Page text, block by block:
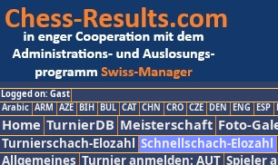
Logged on: Gast
Arabic ARM AZE BIH BUL CAT CHN CRO CZE DEN ENG ESP
Home TurnierDB Meisterschaft Foto-
Turnierschach-Elozahl Schnellschach-Elozahl
Allgemeines Turnier anmelden: AUT Spieler